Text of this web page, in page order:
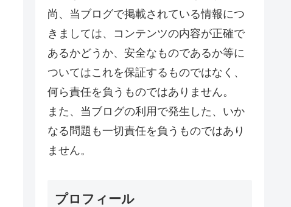
尚、当ブログで掲載されている情報につ
きましては、コンテンツの内容が正確で
あるかどうか、安全なものであるか等に
ついてはこれを保証するものではなく、
何ら責任を負うものではありません。
また、当ブログの利用で発生した、いか
なる問題も一切責任を負うものではあり
ません。
プロフィール